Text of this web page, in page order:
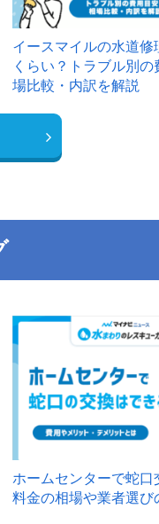
イースマイルの水道修
くらい？トラブル別の
場比較・内訳を解説
ホームセンターで蛇口
料金の相場や業者選び